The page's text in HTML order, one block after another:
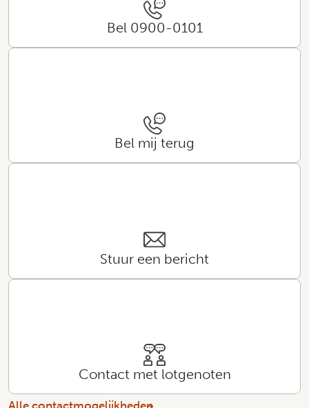
Bel 0900-0101
Bel mij terug
Stuur een bericht
Contact met lotgenoten
Alle contactmogelijkheden